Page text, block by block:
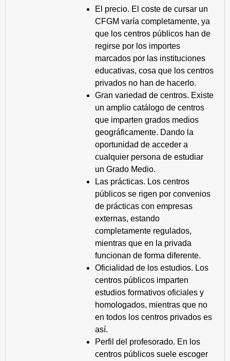
El precio. El coste de cursar un
CFGM varía completamente, ya
que los centros públicos han de
regirse por los importes
marcados por las instituciones
educativas, cosa que los centros
privados no han de hacerlo.
Gran variedad de centros. Existe
un amplio catálogo de centros
que imparten grados medios
geográficamente. Dando la
oportunidad de acceder a
cualquier persona de estudiar
un Grado Medio.
Las prácticas. Los centros
públicos se rigen por convenios
de prácticas con empresas
externas, estando
completamente regulados,
mientras que en la privada
funcionan de forma diferente.
Oficialidad de los estudios. Los
centros públicos imparten
estudios formativos oficiales y
homologados, mientras que no
en todos los centros privados es
así.
Perfil del profesorado. En los
centros públicos suele escoger